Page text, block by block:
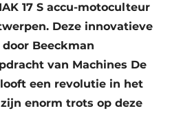
17 S accu-motoculteur
Deze innovatieve
Beeckman
van Machines De
een revolutie in het
enorm trots op deze